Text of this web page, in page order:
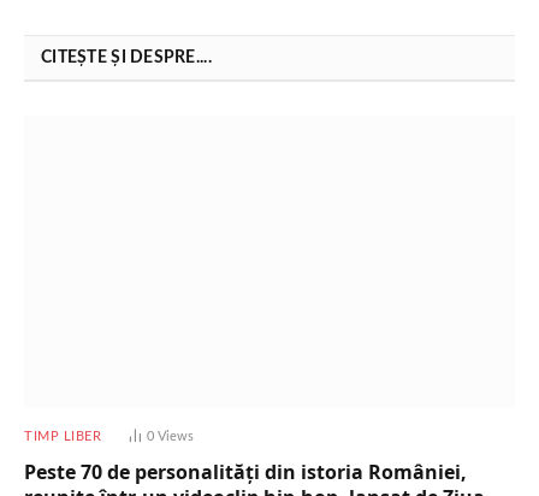
CITEȘTE ȘI DESPRE....
TIMP LIBER 0 Views
Peste 70 de personalități din istoria României,